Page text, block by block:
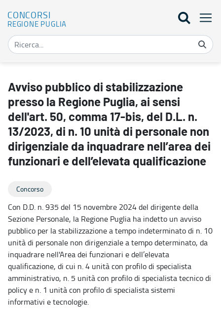
CONCORSI
REGIONE PUGLIA
Avviso pubblico di stabilizzazione
presso la Regione Puglia, ai sensi
dell'art. 50, comma 17-bis, del D.L. n.
13/2023, di n. 10 unità di personale non
dirigenziale da inquadrare nell’area dei
funzionari e dell’elevata qualificazione
Concorso
Con D.D. n. 935 del 15 novembre 2024 del dirigente della
Sezione Personale, la Regione Puglia ha indetto un avviso
pubblico per la stabilizzazione a tempo indeterminato di n. 10
unità di personale non dirigenziale a tempo determinato, da
inquadrare nell'Area dei funzionari e dell’elevata
qualificazione, di cui n. 4 unità con profilo di specialista
amministrativo, n. 5 unità con profilo di specialista tecnico di
policy e n. 1 unità con profilo di specialista sistemi
informativi e tecnologie.